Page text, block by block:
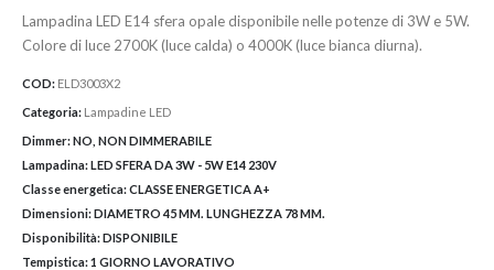
da
2,80€
Lampadina LED E14 sfera opale disponibile nelle potenze di 3W e 5W.
Colore di luce 2700K (luce calda) o 4000K (luce bianca diurna).
COD: ELD3003X2
Categoria: Lampadine LED
Dimmer:NO, NON DIMMERABILE
Lampadina:LED SFERA DA 3W - 5W E14 230V
Classe energetica:CLASSE ENERGETICA A+
Dimensioni:DIAMETRO 45 MM. LUNGHEZZA 78 MM.
Disponibilità:DISPONIBILE
Tempistica:1 GIORNO LAVORATIVO